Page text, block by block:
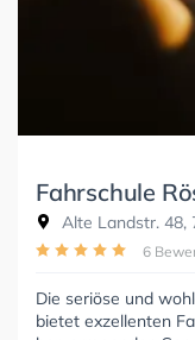
Fahrschule
Alte Landstr. 48,
6
Die seriöse und
bietet exzellenten